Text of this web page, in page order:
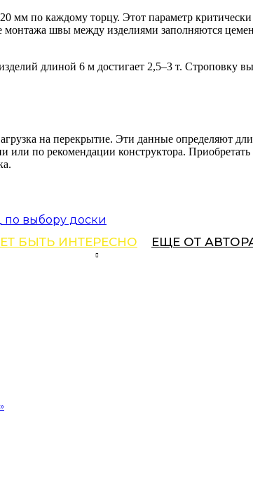
по каждому торцу. Этот параметр
монтажа швы между изделиями заполняются
длиной 6 м достигает 2,5–3 т.
на перекрытие. Эти данные определяют
или по рекомендации конструктора. Приобретать
по выбору доски
БЫТЬ ИНТЕРЕСНО ЕЩЕ ОТ